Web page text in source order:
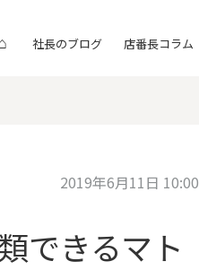
社長のブログ 店番長コラム
2019年6月11日 10:00
できるマト